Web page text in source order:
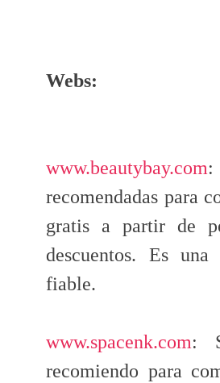
Webs:
www.beautybay.com:
recomendadas para
gratis a partir de
descuentos. Es
fiable.
www.spacenk.com:
recomiendo para